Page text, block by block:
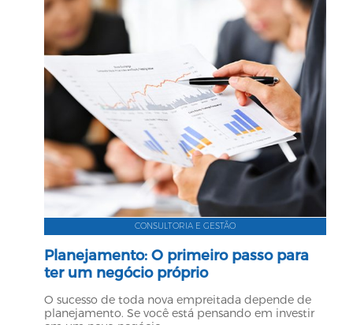
CONSULTORIA E GESTÃO
Planejamento: O primeiro passo para
ter um negócio próprio
O sucesso de toda nova empreitada depende de
planejamento. Se você está pensando em investir